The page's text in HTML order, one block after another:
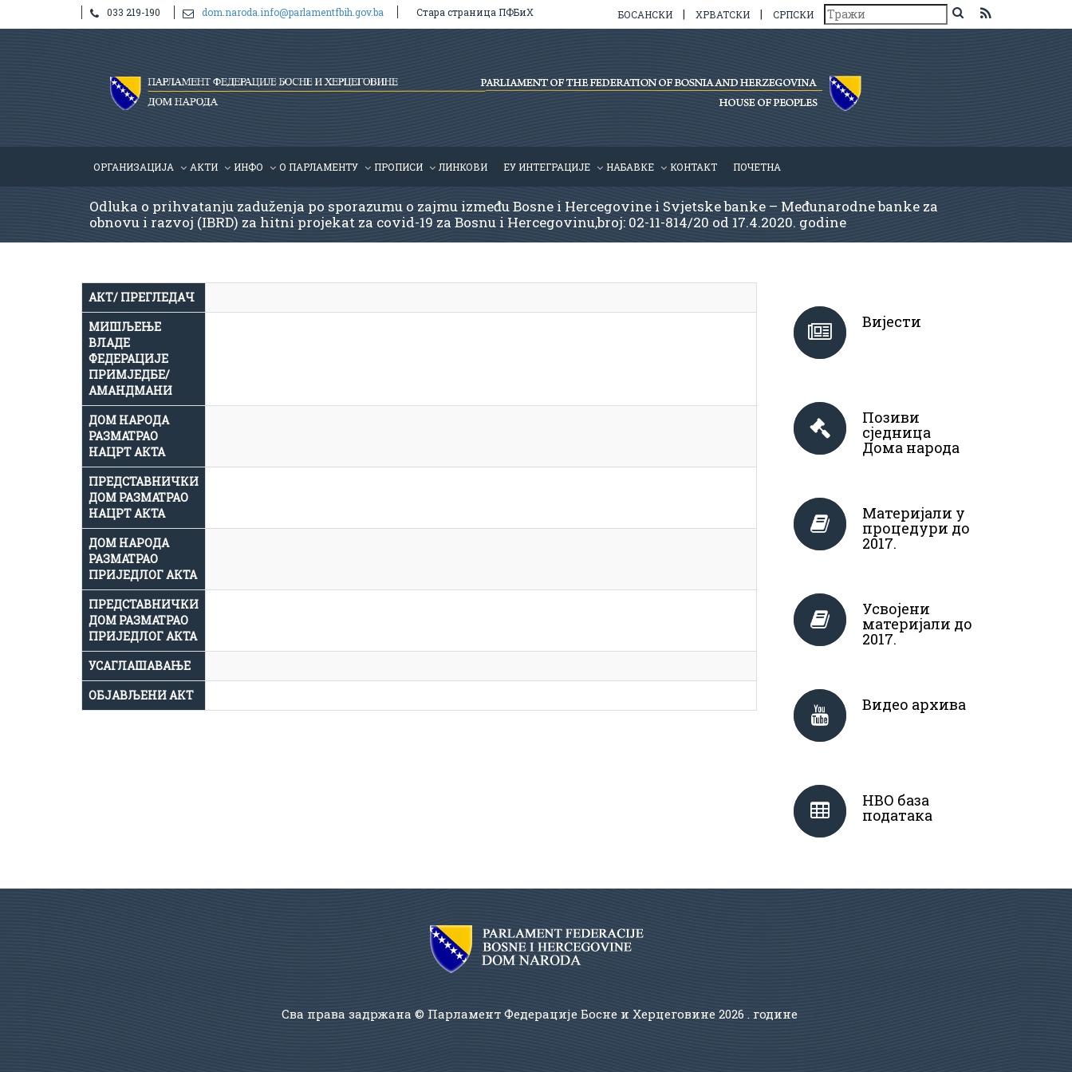
033 219-190 dom.naroda.info@parlamentfbih.gov.ba Стара страница ПФБиХ БОСАНСКИ | ХРВАТСКИ | СРПСКИ
ОРГАНИЗАЦИЈА АКТИ ИНФО О ПАРЛАМЕНТУ ПРОПИСИ ЛИНКОВИ ЕУ ИНТЕГРАЦИЈЕ HАБАВКЕ КОНТАКТ ПОЧЕТНА
Odluka o prihvatanju zaduženja po sporazumu o zajmu između Bosne i Hercegovine i Svjetske banke – Međunarodne banke za
obnovu i razvoj (IBRD) za hitni projekat za covid-19 za Bosnu i Hercegovinu,broj: 02-11-814/20 od 17.4.2020. godine
АКТ/ ПРЕГЛЕДАЧ
МИШЉЕЊЕ
ВЛАДЕ
ФЕДЕРАЦИЈЕ
ПРИМЈЕДБЕ/
АМАНДМАНИ
ДОМ НАРОДА
РАЗМАТРАО
НАЦРТ АКТА
ПРЕДСТАВНИЧКИ
ДОМ РАЗМАТРАО
НАЦРТ АКТА
ДОМ НАРОДА
РАЗМАТРАО
ПРИЈЕДЛОГ АКТА
ПРЕДСТАВНИЧКИ
ДОМ РАЗМАТРАО
ПРИЈЕДЛОГ АКТА
УСАГЛАШАВАЊЕ
ОБЈАВЉЕНИ АКТ
Вијести
Позиви
сједница
Дома народа
Материјали у
процедури до
2017.
Усвојени
материјали до
2017.
Видео архива
НВО база
података
Сва права задржана © Парламент Федерације Босне и Херцеговине 2026 . године